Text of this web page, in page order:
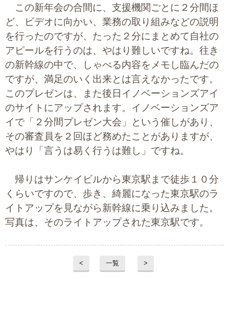
この新年会の合間に、支援機関ごとに２分間ほ
ど、ビデオに向かい、業務の取り組みなどの説明
を行ったのですが、たった２分にまとめて自社の
アピールを行うのは、やはり難しいですね。往き
の新幹線の中で、しゃべる内容をメモし臨んだの
ですが、満足のいく出来とは言えなかったです。
このプレゼンは、また後日イノベーションズアイ
のサイトにアップされます。イノベーションズア
イで「２分間プレゼン大会」という催しがあり、
その審査員を２回ほど務めたことがありますが、
やはり「言うは易く行うは難し」ですね。
帰りはサンケイビルから東京駅まで徒歩１０分
くらいですので、歩き、綺麗になった東京駅のラ
イトアップを見ながら新幹線に乗り込みました。
写真は、そのライトアップされた東京駅です。
< 一覧 >
採用情報・パートナー募集
新着情報
お問い合わせ
プライバシーポリシー
06-6889-6018
営業時間: 9：00～18：009：00～18：00